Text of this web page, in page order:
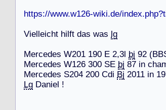
https://www.w126-wiki.de/
Vielleicht hilft das was lg
Mercedes W201 190 E 2,3l bj 92 (BB
Mercedes W126 300 SE bj 87 in cha
Mercedes S204 200 Cdi Bj 2011 in 19
Lg Daniel !